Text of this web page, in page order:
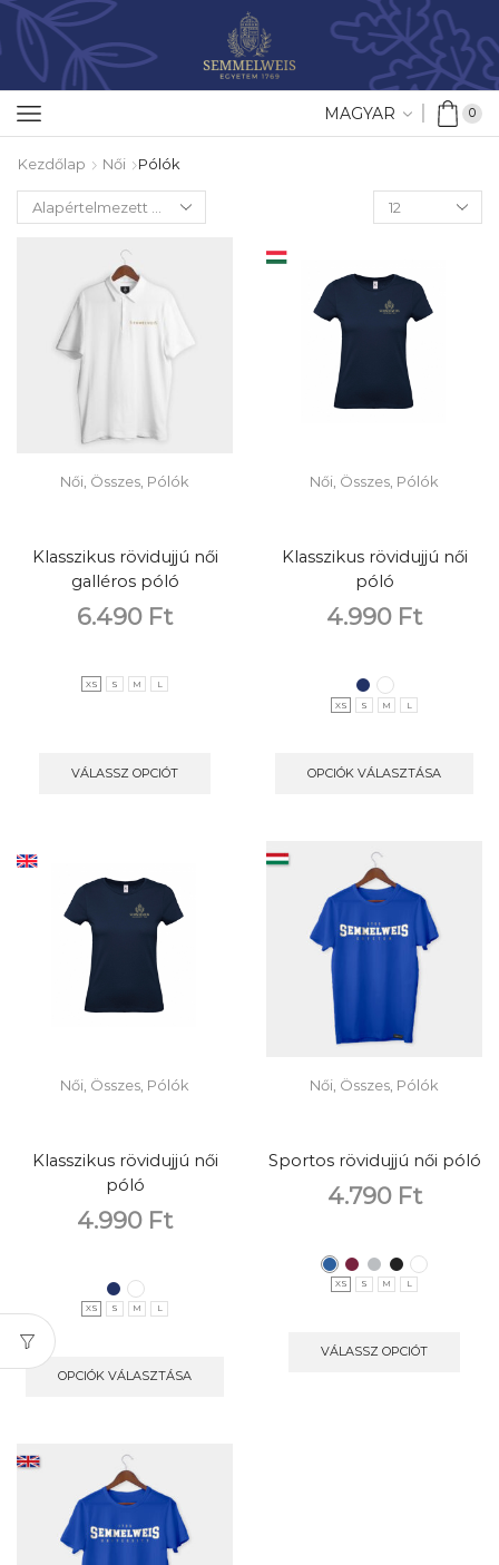
MAGYAR 0
Kezdőlap Női Pólók
Női Összes Pólók
Klasszikus rövidujjú női
galléros póló
6.490 Ft
XS S M L
VÁLASSZ OPCIÓT
Női Összes Pólók
Klasszikus rövidujjú női
póló
4.990 Ft
XS S M L
OPCIÓK VÁLASZTÁSA
Női Összes Pólók
Klasszikus rövidujjú női
póló
4.990 Ft
XS S M L
OPCIÓK VÁLASZTÁSA
Női Összes Pólók
Sportos rövidujjú női póló
4.790 Ft
XS S M L
VÁLASSZ OPCIÓT